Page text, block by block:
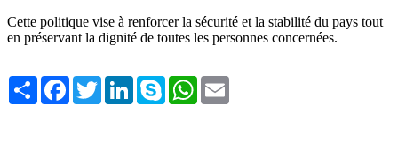
Cette politique vise à renforcer la sécurité et la stabilité du pays tout
en préservant la dignité de toutes les personnes concernées.
Share FacebookTwitterLinkedInSkype WhatsApp